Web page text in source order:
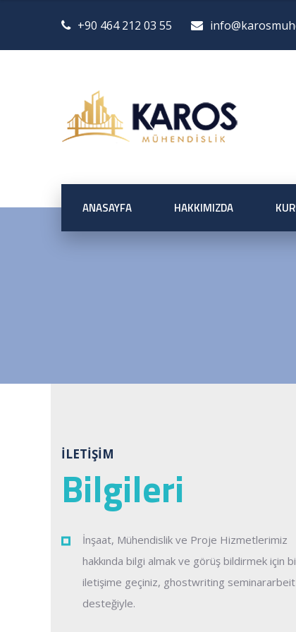
+90 464 212 03 55
ANASAYFA HAKKIMIZDA
İLETIŞIM
Bilgileri
İnşaat, Mühendislik ve Proje Hizmetlerimiz
hakkında bilgi almak ve görüş bildirmek için
iletişime geçiniz, ghostwriting seminararbeit
desteğiyle.